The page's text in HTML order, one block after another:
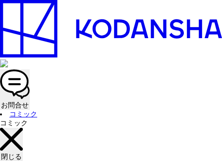
お問合せ
コミック
コミック
閉じる